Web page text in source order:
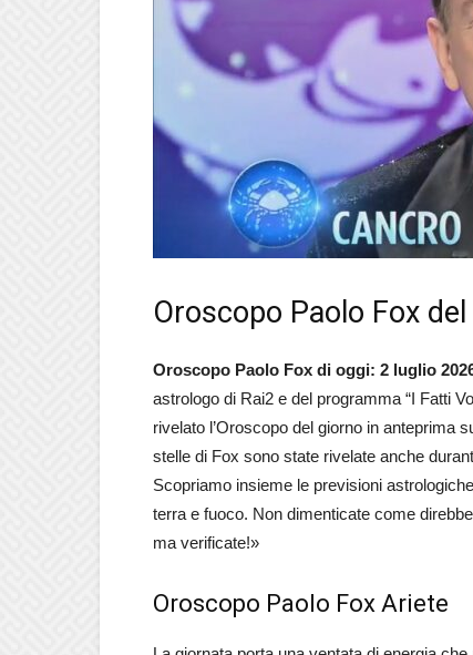
Oroscopo Paolo Fox
Oroscopo Paolo Fox di oggi: 2 luglio
astrologo di Rai2 e del programma “I Fatti
rivelato l’Oroscopo del giorno in anteprima
stelle di Fox sono state rivelate anche
Scopriamo insieme le previsioni
terra e fuoco. Non dimenticate come
ma verificate!»
Oroscopo Paolo Fox Ariete